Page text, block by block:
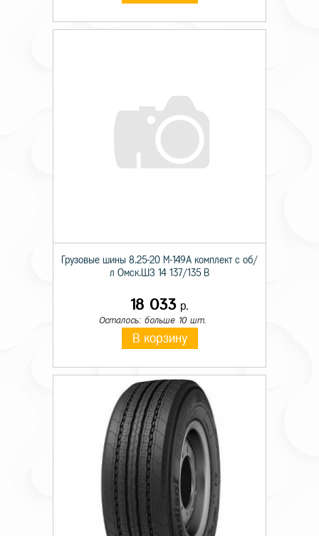
Грузовые шины 8.25-20 М-149А комплект с об/
л Омск.ШЗ 14 137/135 B
18 033 р.
Осталось: больше 10 шт.
В корзину